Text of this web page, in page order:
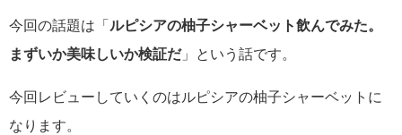
今回の話題は「 ルピシアの柚子シャーベット飲んでみた。
まずいか美味しいか検証だ」という話です。
今回レビューしていくのはルピシアの柚子シャーベットに
なります。